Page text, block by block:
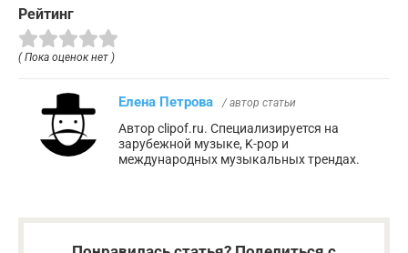
Рейтинг
( Пока оценок нет )
Елена Петрова / автор статьи
Автор clipof.ru. Специализируется на
зарубежной музыке, K-pop и
международных музыкальных трендах.